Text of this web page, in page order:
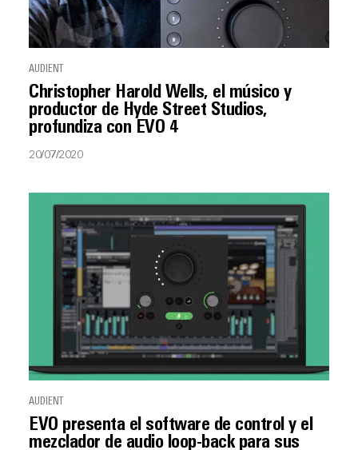
AUDIENT
Christopher Harold Wells, el músico y
productor de Hyde Street Studios,
profundiza con EVO 4
20/07/2020
AUDIENT
EVO presenta el software de control y el
mezclador de audio loop-back para sus